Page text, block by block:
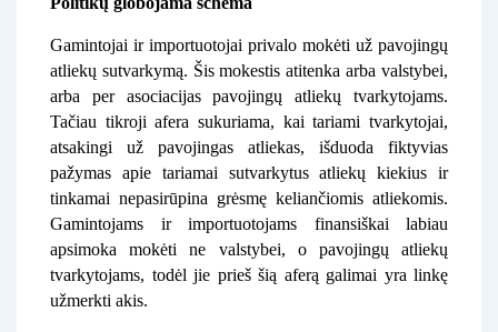
Gamintojai ir importuotojai privalo mokėti už pavojingų
atliekų sutvarkymą. Šis mokestis atitenka arba valstybei,
arba per asociacijas pavojingų atliekų tvarkytojams.
Tačiau tikroji afera sukuriama, kai tariami tvarkytojai,
atsakingi už pavojingas atliekas, išduoda fiktyvias
pažymas apie tariamai sutvarkytus atliekų kiekius ir
tinkamai nepasirūpina grėsmę keliančiomis atliekomis.
Gamintojams ir importuotojams finansiškai labiau
apsimoka mokėti ne valstybei, o pavojingų atliekų
tvarkytojams, todėl jie prieš šią aferą galimai yra linkę
užmerkti akis.